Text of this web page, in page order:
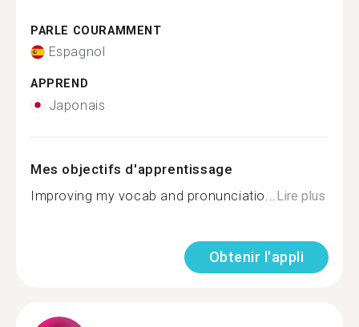
PARLE COURAMMENT
Espagnol
APPREND
Japonais
Mes objectifs d'apprentissage
Improving my vocab and pronunciatio... Lire plus
Obtenir l'appli